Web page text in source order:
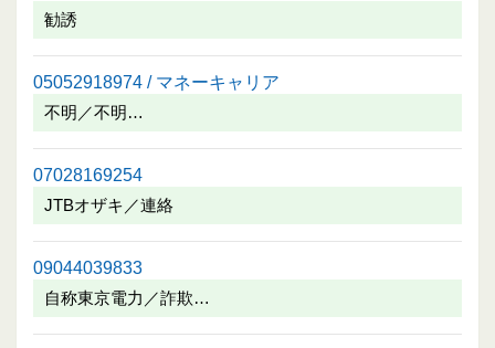
勧誘
05052918974 / マネーキャリア
不明／不明…
07028169254
JTBオザキ／連絡
09044039833
自称東京電力／詐欺…